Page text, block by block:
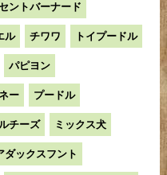
ントバーナード
ル チワワ トイプードル
パピヨン
ー プードル
チーズ ミックス犬
ダックスフント